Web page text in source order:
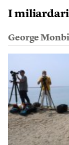
I miliardari
George